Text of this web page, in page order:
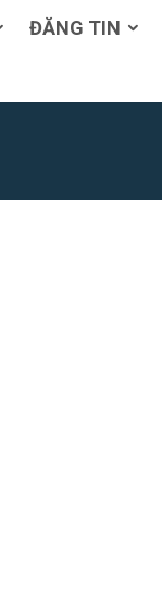
ĐĂNG TIN